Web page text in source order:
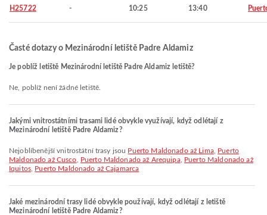
H25722 - 10:25 13:40
Časté dotazy o Mezinárodní letiště Padre Aldamiz
Je poblíž letiště Mezinárodní letiště Padre Aldamiz letiště?
Ne, poblíž není žádné letiště.
Jakými vnitrostátními trasami lidé obvykle využívají, když odlétají z
Mezinárodní letiště Padre Aldamiz?
Nejoblíbenější vnitrostátní trasy jsou Puerto Maldonado až Lima, Puerto
Maldonado až Cusco
Puerto Maldonado až Arequipa, Puerto Maldonado až
Iquitos, Puerto Maldonado až Cajamarca
Jaké mezinárodní trasy lidé obvykle používají, když odlétají z letiště
Mezinárodní letiště Padre Aldamiz?